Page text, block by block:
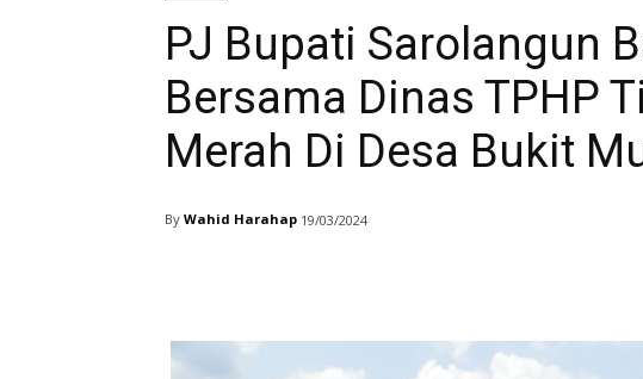
PJ Bupati Sarolangun
Bersama Dinas TPHP
Merah Di Desa Bukit
By Wahid Harahap 19/03/2024